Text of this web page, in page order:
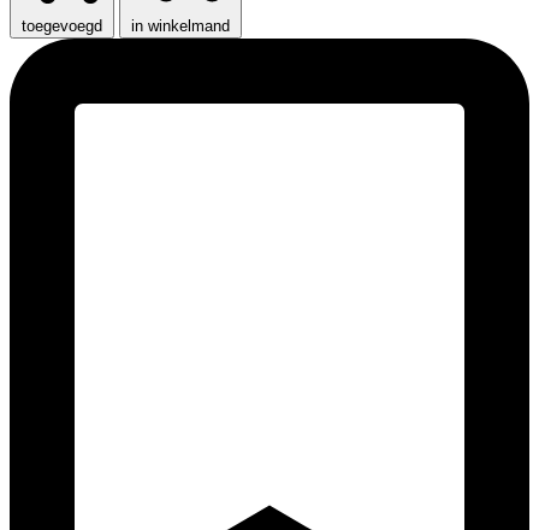
toegevoegd in winkelmand